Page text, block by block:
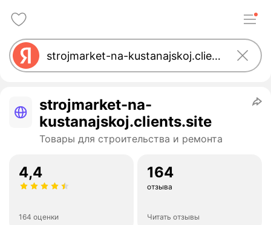
strojmarket-na-
kustanajskoj.clients.site
Товары для строительства и ремонта
4,4
164 оценки
164
отзыва
Читать отзывы